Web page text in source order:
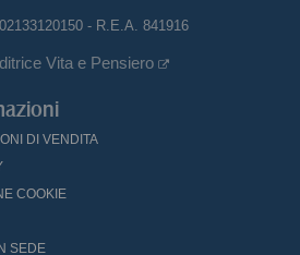
- R.E.A. 841916
Vita e Pensiero
DI VENDITA
COOKIE
SEDE